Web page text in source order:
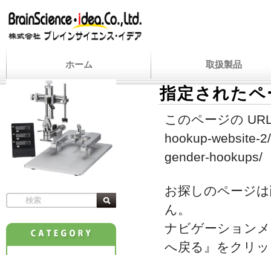
ホーム 取扱製品
指定された
このページの
hookup-website-
gender-hookups/
お探しのページ
ん。
ナビゲーション
へ戻る』をクリ